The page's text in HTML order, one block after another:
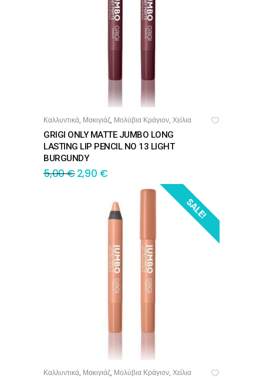
ΠΡΟΣΘΉΚΗ ΣΤΟ ΚΑΛΆΘΙ
Καλλυντικά, Μακιγιάζ, Μολύβια Κράγιον, Χείλια
GRIGI ONLY MATTE JUMBO LONG
LASTING LIP PENCIL NO 13 LIGHT
BURGUNDY
5,00€2,90 €
SALE!
ΠΡΟΣΘΉΚΗ ΣΤΟ ΚΑΛΆΘΙ
Καλλυντικά, Μακιγιάζ, Μολύβια Κράγιον, Χείλια